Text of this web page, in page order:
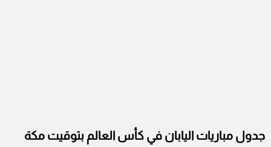
جدول مباريات اليابان في كأس العالم بتوقيت مكة